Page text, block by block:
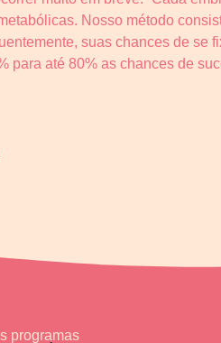
Nosso método
suas chances de se
para até 80% as chances de
programas